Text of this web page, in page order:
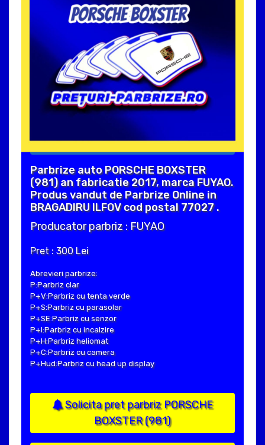
Parbrize auto PORSCHE BOXSTER
(981) an fabricatie 2017, marca FUYAO.
Produs vandut de Parbrize Online in
BRAGADIRU ILFOV cod postal 77027 .
Producator parbriz : FUYAO
Pret : 300 Lei
Abrevieri parbrize:
P:Parbriz clar
P+V:Parbriz cu tenta verde
P+S:Parbriz cu parasolar
P+SE:Parbriz cu senzor
P+I:Parbriz cu incalzire
P+H:Parbriz heliomat
P+C:Parbriz cu camera
P+Hud:Parbriz cu head up display
Solicita pret parbriz PORSCHE
BOXSTER (981)